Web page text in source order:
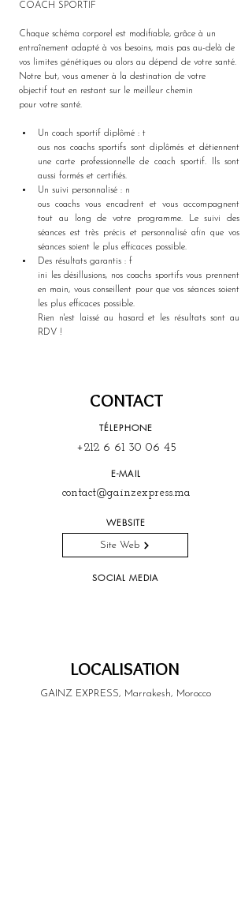
COACH SPORTIF
Chaque schéma corporel est modifiable, grâce à un
entraînement adapté à vos besoins, mais pas au-delà de
vos limites génétiques ou alors au dépend de votre santé.
Notre but, vous amener à la destination de votre
objectif tout en restant sur le meilleur chemin
pour votre santé.
Un coach sportif diplômé : t
ous nos coachs sportifs sont diplômés et détiennent
une carte professionnelle de coach sportif. Ils sont
aussi formés et certifiés.
Un suivi personnalisé : n
ous coachs vous encadrent et vous accompagnent
tout au long de votre programme. Le suivi des
séances est très précis et personnalisé afin que vos
séances soient le plus efficaces possible.
Des résultats garantis : f
ini les désillusions, nos coachs sportifs vous prennent
en main, vous conseillent pour que vos séances soient
les plus efficaces possible.
Rien n'est laissé au hasard et les résultats sont au
RDV !
TÉLEPHONE
+212 6 61 30 06 45
E-MAIL
contact@gainzexpress.ma
WEBSITE
Site Web
SOCIAL MEDIA
CONTACT
LOCALISATION
GAINZ EXPRESS, Marrakesh, Morocco